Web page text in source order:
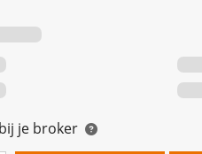
je broker